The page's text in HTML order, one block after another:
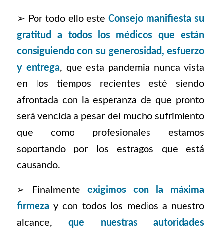
➢ Por todo ello esteConsejo manifiesta su
gratitud a todos los médicos que están
consiguiendo con su generosidad, esfuerzo
y entrega, que esta pandemia nunca vista
en los tiempos recientes esté siendo
afrontada con la esperanza de que pronto
será vencida a pesar del mucho sufrimiento
que como profesionales estamos
soportando por los estragos que está
causando.
➢ Finalmente exigimos con la máxima
firmeza y con todos los medios a nuestro
alcance,que nuestras autoridades